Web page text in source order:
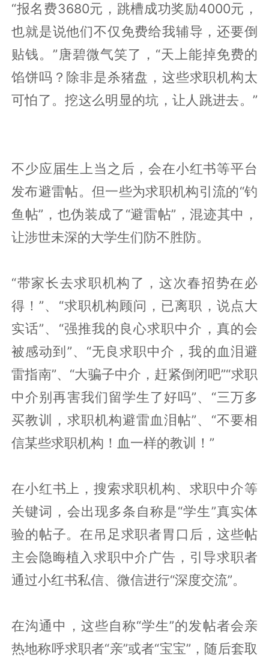
“报名费3680元，跳槽成功奖励4000元，
也就是说他们不仅免费给我辅导，还要倒
贴钱。”唐碧微气笑了，“天上能掉免费的
馅饼吗？除非是杀猪盘，这些求职机构太
可怕了。挖这么明显的坑，让人跳进去。”
不少应届生上当之后，会在小红书等平台
发布避雷帖。但一些为求职机构引流的“钓
鱼帖”，也伪装成了“避雷帖”，混迹其中，
让涉世未深的大学生们防不胜防。
“带家长去求职机构了，这次春招势在必
得！”、“求职机构顾问，已离职，说点大
实话”、“强推我的良心求职中介，真的会
被感动到”、“无良求职中介，我的血泪避
雷指南”、“大骗子中介，赶紧倒闭吧”“求职
中介别再害我们留学生了好吗”、“三万多
买教训，求职机构避雷血泪帖”、“不要相
信某些求职机构！血一样的教训！”
在小红书上，搜索求职机构、求职中介等
关键词，会出现多条自称是“学生”真实体
验的帖子。在吊足求职者胃口后，这些帖
主会隐晦植入求职中介广告，引导求职者
通过小红书私信、微信进行“深度交流”。
在沟通中，这些自称“学生”的发帖者会亲
热地称呼求职者“亲”或者“宝宝”，随后套取